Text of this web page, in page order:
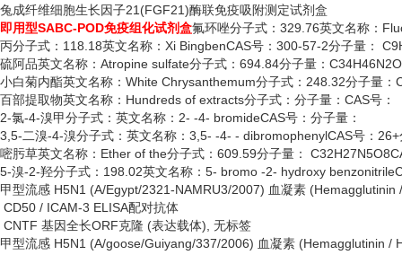
兔成纤维细胞生长因子21(FGF21)酶联免疫吸附测定试剂盒
即用型SABC-POD免疫组化试剂盒氟环唑分子式： 329.76英文名称：
丙分子式： 118.18英文名称：Xi BingbenCAS号：300-57-2分子量：
硫阿品英文名称： Atropine sulfate分子式：694.84分子量：
小白菊内酯英文名称： White Chrysanthemum分子式：248.32分子量
百部提取物英文名称： Hundreds of extracts分子式：分子量：CAS号：
2-氯-4-溴甲分子式：英文名称：2- -4- bromideCAS号：分子量：
3,5-二溴-4-溴分子式：英文名称：3,5- -4- - dibromophenylCAS号：26+
嘧肟草英文名称： Ether of the分子式：609.59分子量：
5-溴-2-羟分子式：198.02英文名称：5- bromo -2- hydroxy
甲型流感 H5N1 (A/Egypt/2321-NAMRU3/2007) 血凝素
CD50 / ICAM-3 ELISA配对抗体
CNTF 基因全长ORF克隆 (表达载体), 无标签
甲型流感 H5N1 (A/goose/Guiyang/337/2006) 血凝素 (Hemagglutinin /